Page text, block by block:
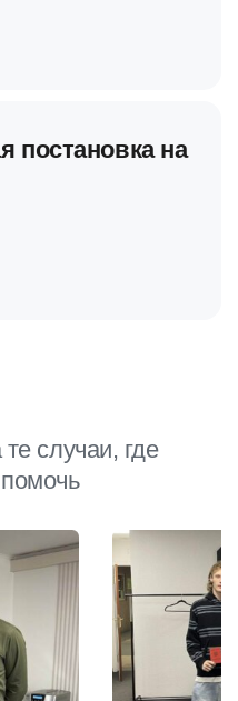
постановка на
случаи, где